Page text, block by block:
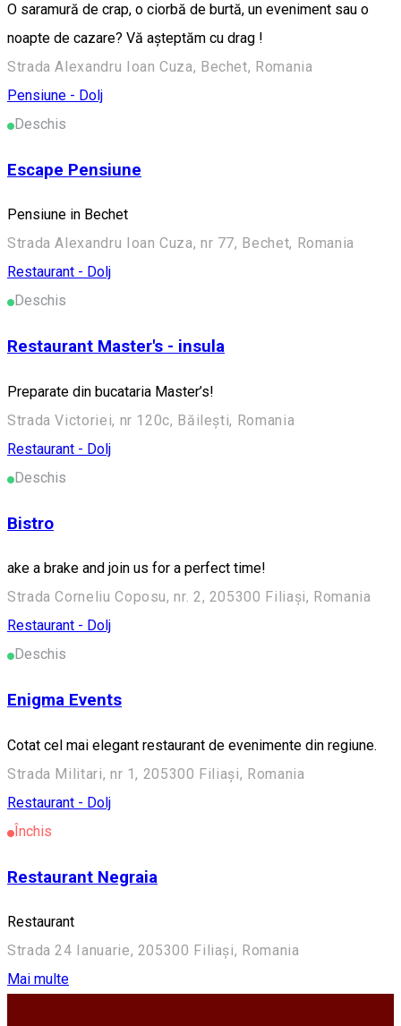
O saramură de crap, o ciorbă de burtă, un eveniment sau o
noapte de cazare? Vă așteptăm cu drag !
Strada Alexandru Ioan Cuza, Bechet, Romania
Pensiune - Dolj
Deschis
Escape Pensiune
Pensiune in Bechet
Strada Alexandru Ioan Cuza, nr 77, Bechet, Romania
Restaurant - Dolj
Deschis
Restaurant Master's - insula
Preparate din bucataria Master’s!
Strada Victoriei, nr 120c, Băilești, Romania
Restaurant - Dolj
Deschis
Bistro
ake a brake and join us for a perfect time!
Strada Corneliu Coposu, nr. 2, 205300 Filiași, Romania
Restaurant - Dolj
Deschis
Enigma Events
Cotat cel mai elegant restaurant de evenimente din regiune.
Strada Militari, nr 1, 205300 Filiași, Romania
Restaurant - Dolj
Închis
Restaurant Negraia
Restaurant
Strada 24 Ianuarie, 205300 Filiași, Romania
Mai multe